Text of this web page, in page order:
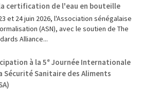
certification de l'eau en bouteille
et 24 juin 2026, l'Association sénégalaise
(ASN), avec le soutien de The
Alliance...
à la 5ᵉ Journée Internationale
Sécurité Sanitaire des Aliments